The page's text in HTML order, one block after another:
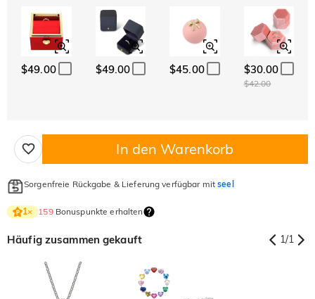
$49.00 $49.00 $45.00 $30.00
$42.00
In den Warenkorb
Sorgenfreie Rückgabe & Lieferung verfügbar mitseel
1× 159Bonuspunkte erhalten
Häufig zusammen gekauft 1/1